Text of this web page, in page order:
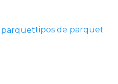
tipos de parquet